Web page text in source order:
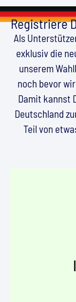
Registriere
Als
exklusiv die
unserem
noch bevor
Damit kannst
Deutschland
Teil von